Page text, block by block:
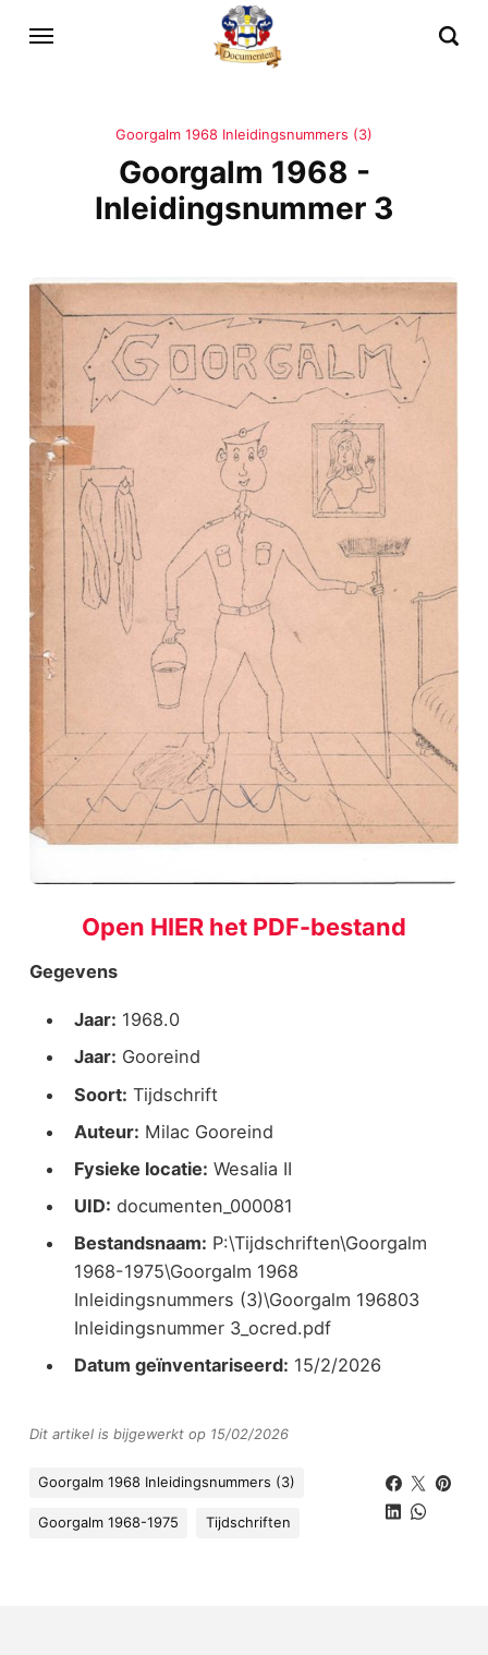
Goorgalm 1968 Inleidingsnummers (3)
Goorgalm 1968 -
Inleidingsnummer 3
Open HIER het PDF-bestand
Gegevens
Jaar: 1968.0
Jaar: Gooreind
Soort: Tijdschrift
Auteur: Milac Gooreind
Fysieke locatie: Wesalia II
UID: documenten_000081
Bestandsnaam: P:\Tijdschriften\Goorgalm
1968-1975\Goorgalm 1968
Inleidingsnummers (3)\Goorgalm 196803
Inleidingsnummer 3_ocred.pdf
Datum geïnventariseerd: 15/2/2026
Dit artikel is bijgewerkt op 15/02/2026
Goorgalm 1968 Inleidingsnummers (3)
Goorgalm 1968-1975 Tijdschriften